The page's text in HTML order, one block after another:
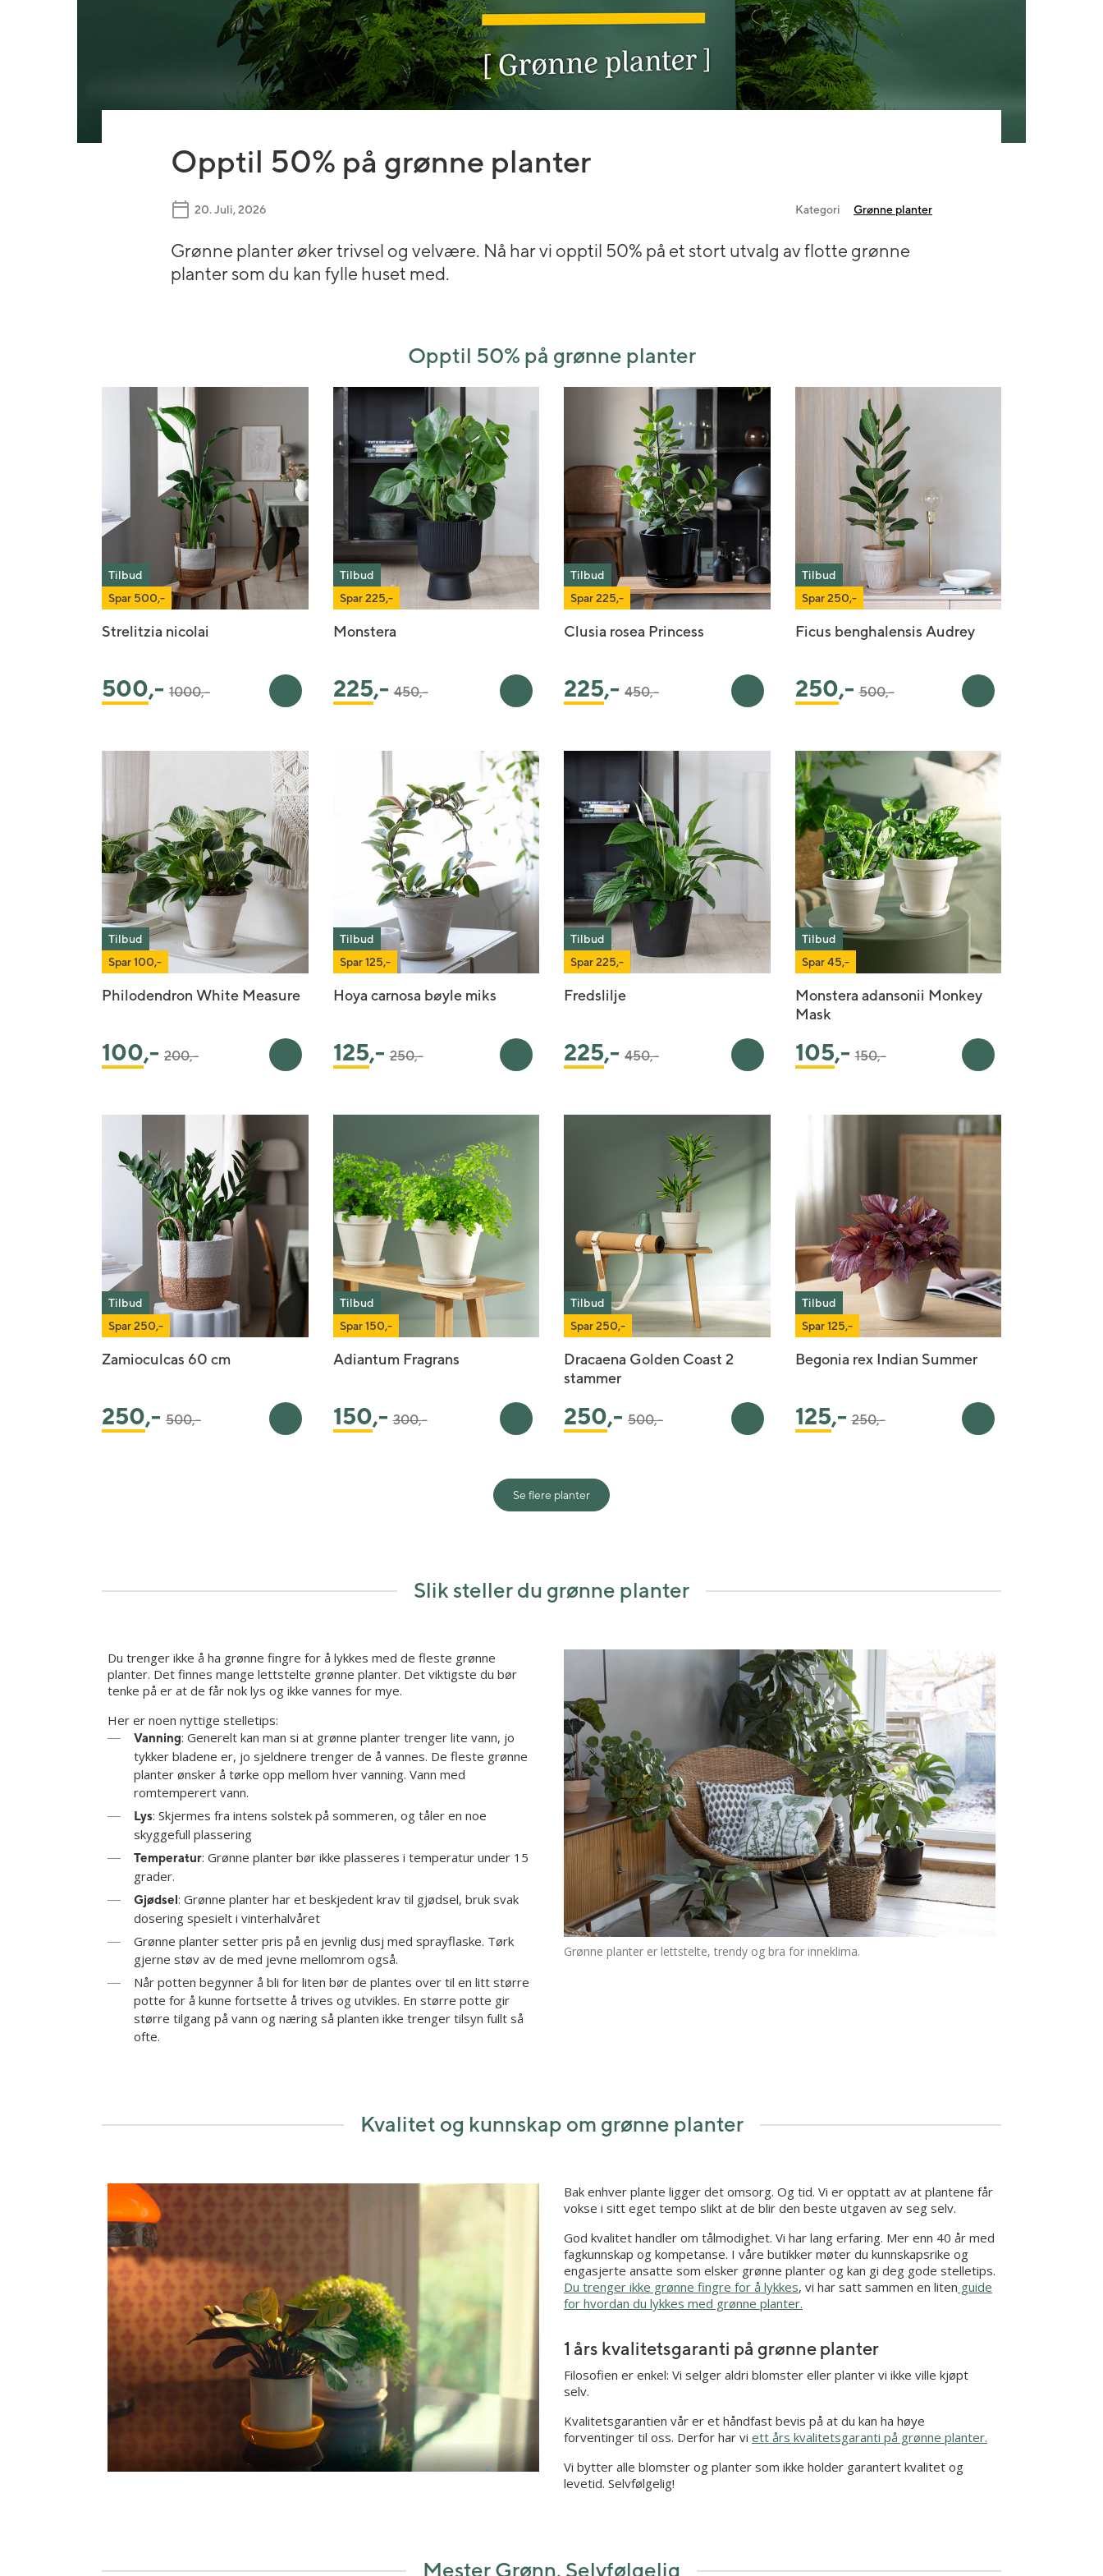
Opptil 50% på grønne planter
20. Juli, 2026 Kategori Grønne planter
Grønne planter øker trivsel og velvære. Nå har vi opptil 50% på et stort utvalg av flotte grønne
planter som du kan fylle huset med.
Opptil 50% på grønne planter
Tilbud
Spar 500,-
Strelitzia nicolai
500,- 1000,- Legg i handlekurv
Tilbud
Spar 225,-
Monstera
225,-450,- Legg i handlekurv
Tilbud
Spar 225,-
Clusia rosea Princess
225,- 450,- Legg i handlekurv
Tilbud
Spar 250,-
Ficus benghalensis Audrey
250,-500,- Legg i handlekurv
Tilbud
Spar 100,-
Philodendron White Measure
100,- 200,- Legg i handlekurv
Tilbud
Spar 125,-
Hoya carnosa bøyle miks
125,-250,- Legg i handlekurv
Tilbud
Spar 225,-
Fredslilje
225,- 450,- Legg i handlekurv
Tilbud
Spar 45,-
Monstera adansonii Monkey
Mask
105,-150,- Legg i handlekurv
Tilbud
Spar 250,-
Zamioculcas 60 cm
250,- 500,- Legg i handlekurv
Tilbud
Spar 150,-
Adiantum Fragrans
150,-300,- Legg i handlekurv
Tilbud
Spar 250,-
Dracaena Golden Coast 2
stammer
250,- 500,- Legg i handlekurv
Tilbud
Spar 125,-
Begonia rex Indian Summer
125,-250,- Legg i handlekurv
Se flere planter
Slik steller du grønne planter
Du trenger ikke å ha grønne fingre for å lykkes med de fleste grønne
planter. Det finnes mange lettstelte grønne planter. Det viktigste du bør
tenke på er at de får nok lys og ikke vannes for mye.
Her er noen nyttige stelletips:
Vanning: Generelt kan man si at grønne planter trenger lite vann, jo
tykker bladene er, jo sjeldnere trenger de å vannes. De fleste grønne
planter ønsker å tørke opp mellom hver vanning. Vann med
romtemperert vann.
Lys: Skjermes fra intens solstek på sommeren, og tåler en noe
skyggefull plassering
Temperatur: Grønne planter bør ikke plasseres i temperatur under 15
grader.
Gjødsel: Grønne planter har et beskjedent krav til gjødsel, bruk svak
dosering spesielt i vinterhalvåret
Grønne planter setter pris på en jevnlig dusj med sprayflaske. Tørk
gjerne støv av de med jevne mellomrom også.
Når potten begynner å bli for liten bør de plantes over til en litt større
potte for å kunne fortsette å trives og utvikles. En større potte gir
større tilgang på vann og næring så planten ikke trenger tilsyn fullt så
ofte.
Grønne planter er lettstelte, trendy og bra for inneklima.
Kvalitet og kunnskap om grønne planter
Bak enhver plante ligger det omsorg. Og tid. Vi er opptatt av at plantene får
vokse i sitt eget tempo slikt at de blir den beste utgaven av seg selv.
God kvalitet handler om tålmodighet. Vi har lang erfaring. Mer enn 40 år med
fagkunnskap og kompetanse. I våre butikker møter du kunnskapsrike og
engasjerte ansatte som elsker grønne planter og kan gi deg gode stelletips.
Du trenger ikke grønne fingre for å lykkes, vi har satt sammen en liten guide
for hvordan du lykkes med grønne planter.
1 års kvalitetsgaranti på grønne planter
Filosofien er enkel: Vi selger aldri blomster eller planter vi ikke ville kjøpt
selv.
Kvalitetsgarantien vår er et håndfast bevis på at du kan ha høye
forventinger til oss. Derfor har vi ett års kvalitetsgaranti på grønne planter.
Vi bytter alle blomster og planter som ikke holder garantert kvalitet og
levetid. Selvfølgelig!
Mester Grønn. Selvfølgelig